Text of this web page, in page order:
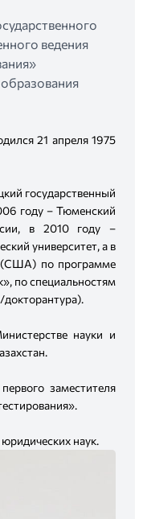
ведения
21 апреля 1975
государственный
году – Тюменский
в 2010 году –
университет, а в
(США) по программе
по специальностям
науки и
заместителя
наук.